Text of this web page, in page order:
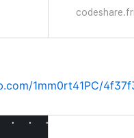
1mm0rt41PC/